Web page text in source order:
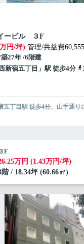
ービル ３F
円/坪) 管理/共益費
27年 /6階建
新宿五丁目」駅 徒歩4分
五丁目駅 徒歩4分、山手通り
３F
万円 (1.43万円/坪)
階 / 18.34坪 (60.66㎡)